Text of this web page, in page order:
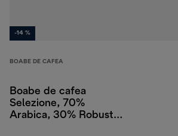
-14 %
BOABE DE CAFEA
Boabe de cafea
Selezione, 70%
Arabica, 30% Robusta,